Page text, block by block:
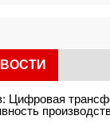
Цифровая